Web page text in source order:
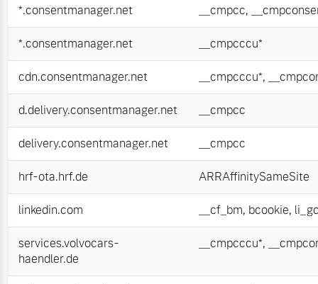
*.consentmanager.net __cmpcc,
*.consentmanager.net __cmpcccu*
cdn.consentmanager.net __cmpcccu*,
d.delivery.consentmanager.net __cmpcc
delivery.consentmanager.net __cmpcc
hrf-ota.hrf.de ARRAffinitySameSite
linkedin.com __cf_bm, bcookie,
services.volvocars-
haendler.de
__cmpcccu*,